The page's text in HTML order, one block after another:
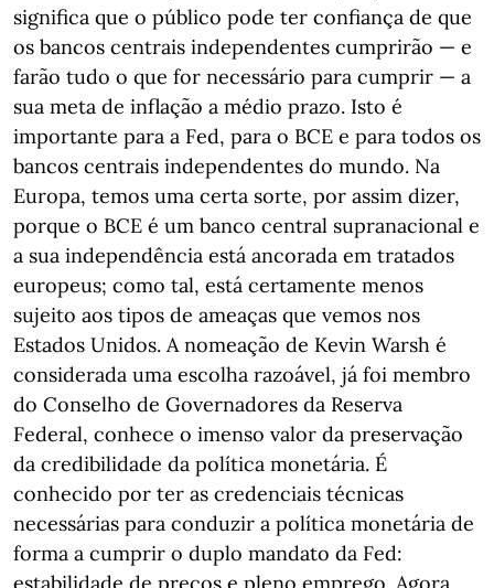
significa que o público pode ter confiança de que
os bancos centrais independentes cumprirão — e
farão tudo o que for necessário para cumprir — a
sua meta de inflação a médio prazo. Isto é
importante para a Fed, para o BCE e para todos os
bancos centrais independentes do mundo. Na
Europa, temos uma certa sorte, por assim dizer,
porque o BCE é um banco central supranacional e
a sua independência está ancorada em tratados
europeus; como tal, está certamente menos
sujeito aos tipos de ameaças que vemos nos
Estados Unidos. A nomeação de Kevin Warsh é
considerada uma escolha razoável, já foi membro
do Conselho de Governadores da Reserva
Federal, conhece o imenso valor da preservação
da credibilidade da política monetária. É
conhecido por ter as credenciais técnicas
necessárias para conduzir a política monetária de
forma a cumprir o duplo mandato da Fed:
estabilidade de preços e pleno emprego. Agora,